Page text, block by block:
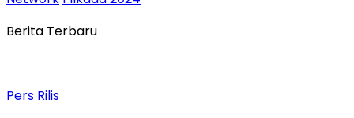
Berita Terbaru
Pers Rilis